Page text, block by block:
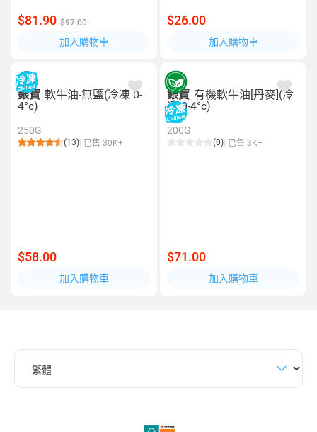
$81.90 $97.00
加入購物車
$26.00
加入購物車
銀寶 軟牛油-無鹽(冷凍 0-
4°c)
250G
(13) 已售 30K+
$58.00
加入購物車
銀寶 有機軟牛油[丹麥](冷
凍 0-4°c)
200G
(0) 已售 3K+
$71.00
加入購物車